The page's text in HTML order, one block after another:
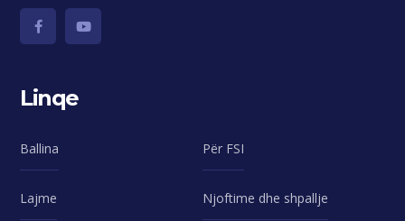
Linqe
Ballina Për FSI
Lajme Njoftime dhe shpallje